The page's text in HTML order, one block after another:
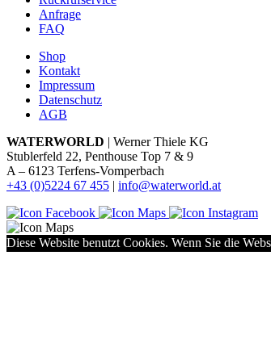
Anfrage
FAQ
Shop
Kontakt
Impressum
Datenschutz
AGB
WATERWORLD | Werner Thiele KG
Stublerfeld 22, Penthouse Top 7 & 9
A – 6123 Terfens-Vomperbach
+43 (0)5224 67 455 | info@waterworld.at
Diese Website benutzt Cookies. Wenn Sie die